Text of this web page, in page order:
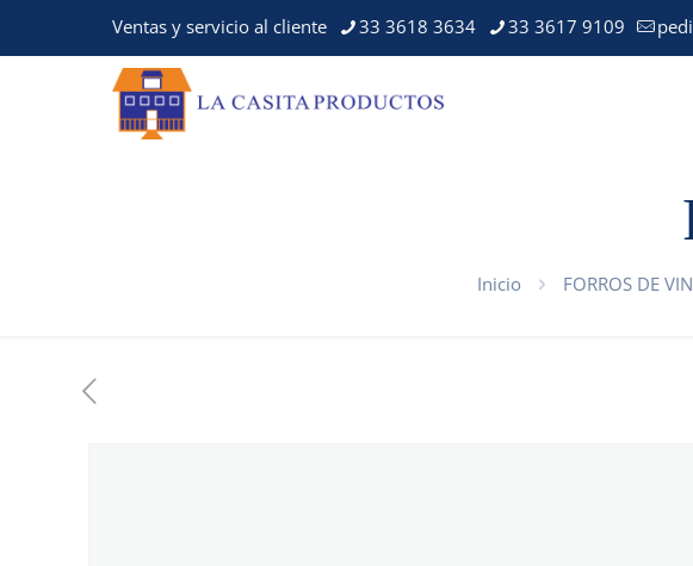
Ventas y servicio al cliente 33 3618 3634 33 3617 9109
Inicio FORROS DE